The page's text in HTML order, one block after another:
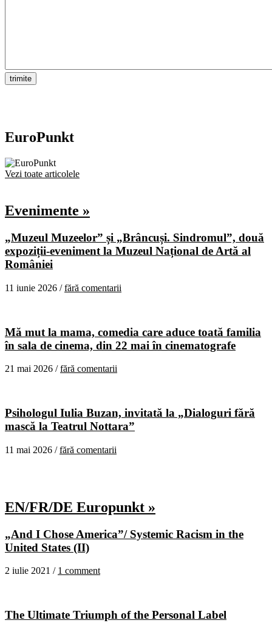
EuroPunkt
Vezi toate articolele
Evenimente »
„Muzeul Muzeelor” și „Brâncuși. Sindromul”, două
expoziții-eveniment la Muzeul Național de Artă al
României
11 iunie 2026 /fără comentarii
Mă mut la mama, comedia care aduce toată familia
în sala de cinema, din 22 mai în cinematografe
21 mai 2026 /fără comentarii
Psihologul Iulia Buzan, invitată la „Dialoguri fără
mască la Teatrul Nottara”
11 mai 2026 /fără comentarii
EN/FR/DE Europunkt »
„And I Chose America”/ Systemic Racism in the
United States (II)
2 iulie 2021 / 1 comment
The Ultimate Triumph of the Personal Label